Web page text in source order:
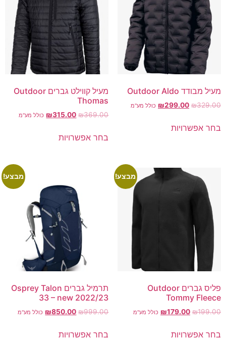
מעיל מבודד Outdoor Aldo
₪329.00
₪299.00 כולל מע"מ
בחר אפשרויות
מעיל קווילט גברים Outdoor
Thomas
₪369.00
₪315.00 כולל מע"מ
בחר אפשרויות
מבצע!
פליס גברים Outdoor
Tommy Fleece
₪199.00
₪179.00 כולל מע"מ
בחר אפשרויות
מבצע!
תרמיל גברים Osprey Talon
33 – new 2022/23
₪999.00
₪850.00 כולל מע"מ
בחר אפשרויות